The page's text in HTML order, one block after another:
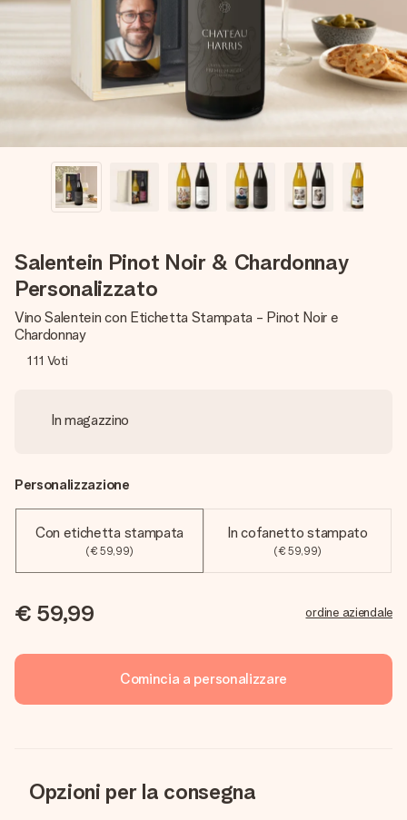
una tua foto o un messaggio che tocchi il cuore. Nessuna
complicazione, solo tanto amore per il momento perfetto.
Salentein Pinot Noir & Chardonnay
Personalizzato
Vino Salentein con Etichetta Stampata - Pinot Noir e
Chardonnay
111 Voti
In magazzino
Personalizzazione
Con etichetta stampata
(€ 59,99)
In cofanetto stampato
(€ 59,99)
€ 59,99 ordine aziendale
Comincia a personalizzare
Opzioni per la consegna